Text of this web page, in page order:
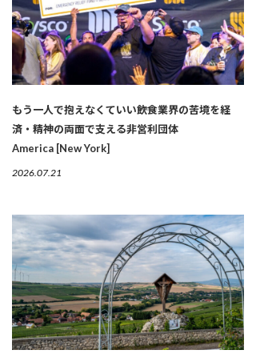
もう一人で抱えなくていい――飲食業界の苦境を経
済・精神の両面で支える非営利団体
America [New York]
2026.07.21